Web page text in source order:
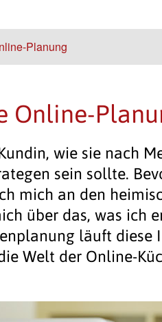
Planung
Online-
wie sie nach
sein sollte.
mich an den
über das, was ich
läuft diese
Welt der Online-